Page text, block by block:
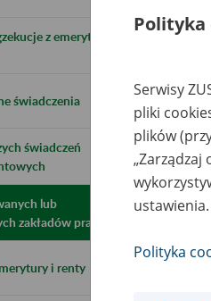
z emerytur i
świadczenia
świadczeń
lub
zakładów pracy
i renty
Polityka
Serwisy
pliki
plików
„Zarządzaj
Polityka